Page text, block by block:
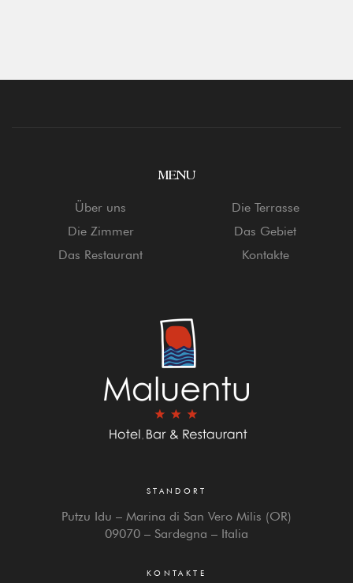
MENU
Über uns
Die Zimmer
Das Restaurant
Die Terrasse
Das Gebiet
Kontakte
STANDORT
Putzu Idu – Marina di San Vero Milis (OR)
09070 – Sardegna – Italia
KONTAKTE